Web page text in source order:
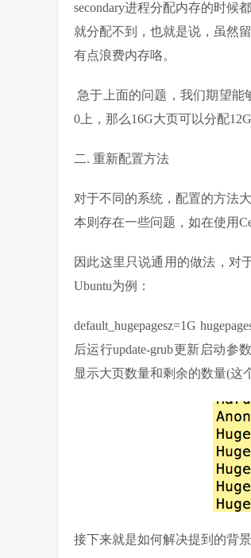
secondary进程分配内存的时候
就分配不到，也就是说，虽然
有点浪费内存咯。
急于上面的问题，我们期望能
0上，那么16G大页可以分配
二. 重新配置方法
对于不同的系统，配置的方法
本则存在一些问题，如在使用
因此这里只说通用的做法，对
Ubuntu为例：
default_hugepagesz=1G
后运行update-grub更新启动参
显示大页数量和剩余的数量(这
接下来就是如何解决提到的背景